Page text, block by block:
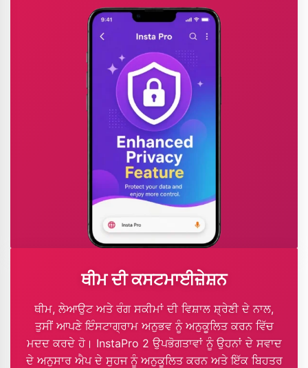
ਥੀਮ ਦੀ ਕਸਟਮਾਈਜ਼ੇਸ਼ਨ
ਥੀਮ, ਲੇਆਉਟ ਅਤੇ ਰੰਗ ਸਕੀਮਾਂ ਦੀ ਵਿਸ਼ਾਲ ਸ਼੍ਰੇਣੀ ਦੇ ਨਾਲ,
ਤੁਸੀਂ ਆਪਣੇ ਇੰਸਟਾਗ੍ਰਾਮ ਅਨੁਭਵ ਨੂੰ ਅਨੁਕੂਲਿਤ ਕਰਨ ਵਿੱਚ
ਮਦਦ ਕਰਦੇ ਹੋ। InstaPro 2 ਉਪਭੋਗਤਾਵਾਂ ਨੂੰ ਉਹਨਾਂ ਦੇ ਸਵਾਦ
ਦੇ ਅਨੁਸਾਰ ਐਪ ਦੇ ਸੁਹਜ ਨੂੰ ਅਨੁਕੂਲਿਤ ਕਰਨ ਅਤੇ ਇੱਕ ਬਿਹਤਰ